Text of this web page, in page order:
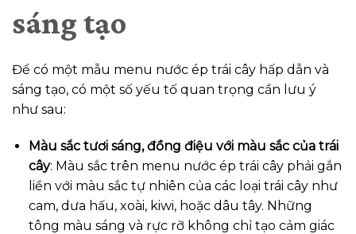
sáng tạo
Để có một mẫu menu nước ép trái cây hấp dẫn và
sáng tạo, có một số yếu tố quan trọng cần lưu ý
như sau:
Màu sắc tươi sáng, đồng điệu với màu sắc của trái
cây: Màu sắc trên menu nước ép trái cây phải gắn
liền với màu sắc tự nhiên của các loại trái cây như
cam, dưa hấu, xoài, kiwi, hoặc dâu tây. Những
tông màu sáng và rực rỡ không chỉ tạo cảm giác